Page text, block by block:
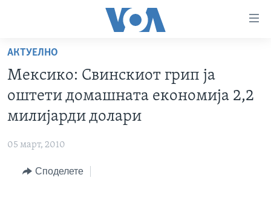
пристапност
Премини
на
главната
содржина
до
СВЕТ
ЕКОНОМИЈА
ФОТОГАЛЕРИИ
АРХИВИРАНА ПРОГРАМА
NEWSFLASH - АРХИВА
ЗА НАС
АКТУЕЛНО
Мексико: Свинскиот грип ја
оштети домашната економија 2,2
милијарди долари
05 март, 2010
Споделете